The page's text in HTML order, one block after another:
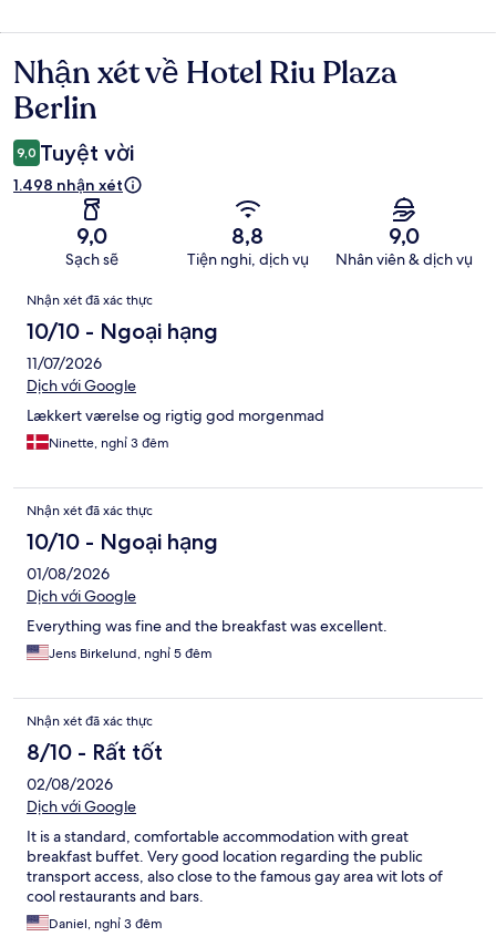
Nhận
xét
Nhận xét về Hotel Riu Plaza
Berlin
9,0 Tuyệt vời
1.498 nhận xét
9,0
Sạch sẽ
8,8
Tiện nghi, dịch vụ
9,0
Nhân viên & dịch vụ
Nhận
xét
Nhận xét đã xác thực
10/10 - Ngoại hạng
11/07/2026
Dịch với Google
Lækkert værelse og rigtig god morgenmad
Ninette, nghỉ 3 đêm
Nhận xét đã xác thực
10/10 - Ngoại hạng
01/08/2026
Dịch với Google
Everything was fine and the breakfast was excellent.
Jens Birkelund, nghỉ 5 đêm
Nhận xét đã xác thực
8/10 - Rất tốt
02/08/2026
Dịch với Google
It is a standard, comfortable accommodation with great
breakfast buffet. Very good location regarding the public
transport access, also close to the famous gay area wit lots of
cool restaurants and bars.
Daniel, nghỉ 3 đêm